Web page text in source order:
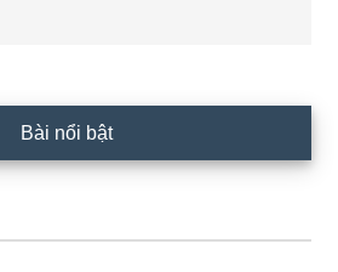
Bài nổi bật